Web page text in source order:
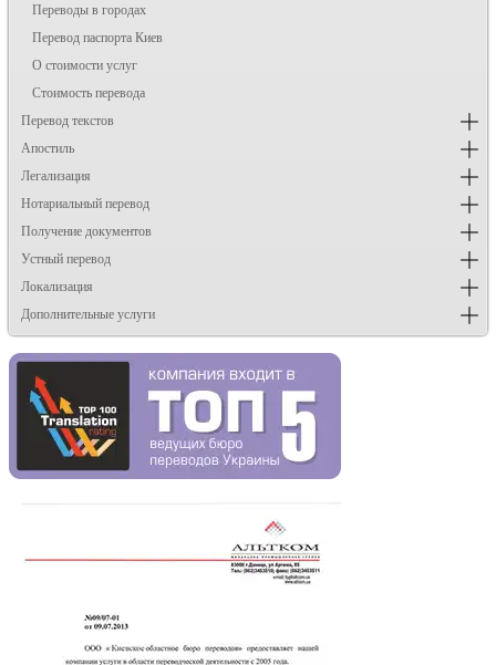
Переводы в городах
Перевод паспорта Киев
О стоимости услуг
Стоимость перевода
Перевод текстов
Апостиль
Легализация
Нотариальный перевод
Получение документов
Устный перевод
Локализация
Дополнительные услуги